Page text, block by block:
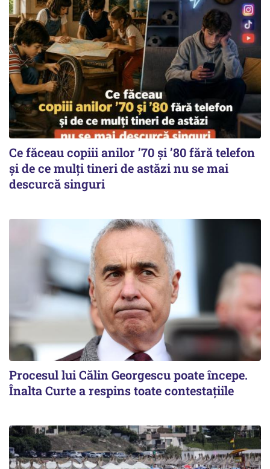
Ce făceau copiii anilor ’70 și ’80 fără telefon
și de ce mulți tineri de astăzi nu se mai
descurcă singuri
Procesul lui Călin Georgescu poate începe.
Înalta Curte a respins toate contestațiile